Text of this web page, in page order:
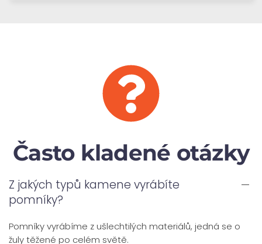
Často kladené otázky
Z jakých typů kamene vyrábíte
pomníky?
Pomníky vyrábíme z ušlechtilých materiálů, jedná se o
žuly těžené po celém světě.